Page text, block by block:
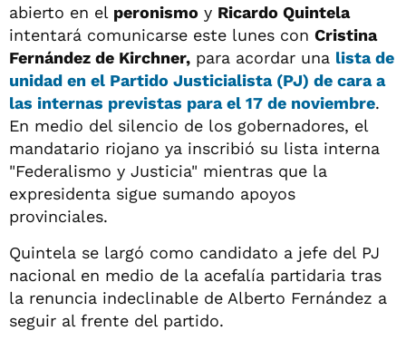
abierto en el peronismo y Ricardo Quintela
intentará comunicarse este lunes con Cristina
Fernández de Kirchner, para acordar una lista de
unidad en el Partido Justicialista(PJ) de cara a
las internas previstas para el 17 de noviembre.
En medio del silencio de los gobernadores, el
mandatario riojano ya inscribió su lista interna
"Federalismo y Justicia" mientras que la
expresidenta sigue sumando apoyos
provinciales.
Quintela se largó como candidato a jefe del PJ
nacional en medio de la acefalía partidaria tras
la renuncia indeclinable de Alberto Fernández a
seguir al frente del partido.